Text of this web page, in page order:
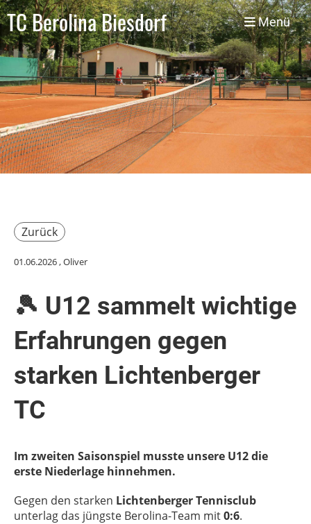
TC Berolina Biesdorf Menü
Zurück
01.06.2026, Oliver
🎾 U12 sammelt wichtige
Erfahrungen gegen
starken Lichtenberger
TC
Im zweiten Saisonspiel musste unsere U12 die
erste Niederlage hinnehmen.
Gegen den starken Lichtenberger Tennisclub
unterlag das jüngste Berolina-Team mit0:6.